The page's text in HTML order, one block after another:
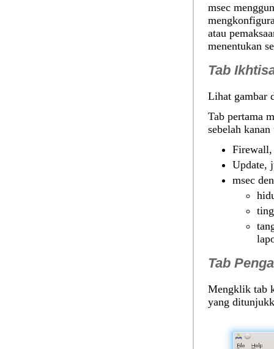
msec
atau
menentukan
Tab
Lihat gambar
Tab pertama
sebelah
Firewall,
Update,
msec
Tab
Mengklik tab
yang